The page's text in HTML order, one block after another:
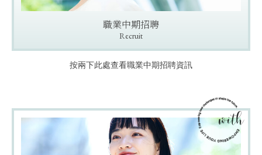
職業中期招聘
Recruit
按兩下此處查看職業中期招聘資訊